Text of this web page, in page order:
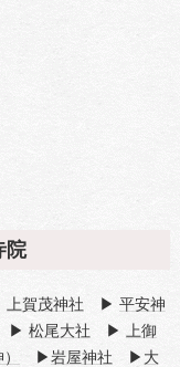
院
上賀茂神社 ▶ 平安神
松尾大社 ▶
上御
▶ 岩屋神社 ▶ 大